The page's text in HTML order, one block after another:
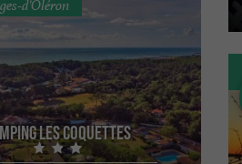
Les Coquettes
d'Oléron